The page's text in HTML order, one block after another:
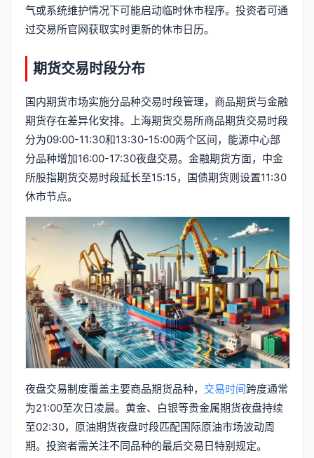
气或系统维护情况下可能启动临时休市程序。投资者可通
过交易所官网获取实时更新的休市日历。
期货交易时段分布
国内期货市场实施分品种交易时段管理，商品期货与金融
期货存在差异化安排。上海期货交易所商品期货交易时段
分为09:00-11:30和13:30-15:00两个区间，能源中心部
分品种增加16:00-17:30夜盘交易。金融期货方面，中金
所股指期货交易时段延长至15:15，国债期货则设置11:30
休市节点。
夜盘交易制度覆盖主要商品期货品种， 交易时间跨度通常
为21:00至次日凌晨。黄金、白银等贵金属期货夜盘持续
至02:30，原油期货夜盘时段匹配国际原油市场波动周
期。投资者需关注不同品种的最后交易日特别规定。